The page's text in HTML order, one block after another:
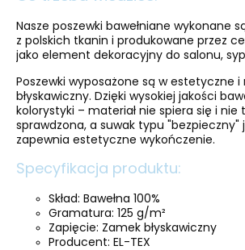
Nasze poszewki bawełniane wykonane
z polskich tkanin i produkowane przez
jako element dekoracyjny do salonu,
Poszewki wyposażone są w estetyczne
błyskawiczny. Dzięki wysokiej jakości
kolorystyki – materiał nie spiera się i nie
sprawdzona, a suwak typu
zapewnia estetyczne wykończenie.
Specyfikacja produktu:
Skład: Bawełna 100%
Gramatura: 125 g/m²
Zapięcie: Zamek błyskawiczny
Producent: EL-TEX